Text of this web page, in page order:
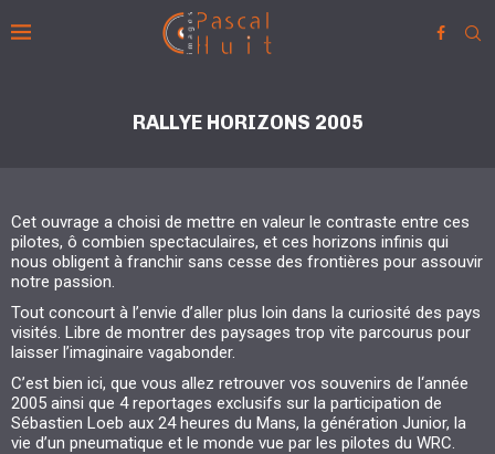
RALLYE HORIZONS 2005
Cet ouvrage a choisi de mettre en valeur le contraste entre ces
pilotes, ô combien spectaculaires, et ces horizons infinis qui
nous obligent à franchir sans cesse des frontières pour assouvir
notre passion.
Tout concourt à l’envie d’aller plus loin dans la curiosité des pays
visités. Libre de montrer des paysages trop vite parcourus pour
laisser l’imaginaire vagabonder.
C’est bien ici, que vous allez retrouver vos souvenirs de l‘année
2005 ainsi que 4 reportages exclusifs sur la participation de
Sébastien Loeb aux 24 heures du Mans, la génération Junior, la
vie d’un pneumatique et le monde vue par les pilotes du WRC.